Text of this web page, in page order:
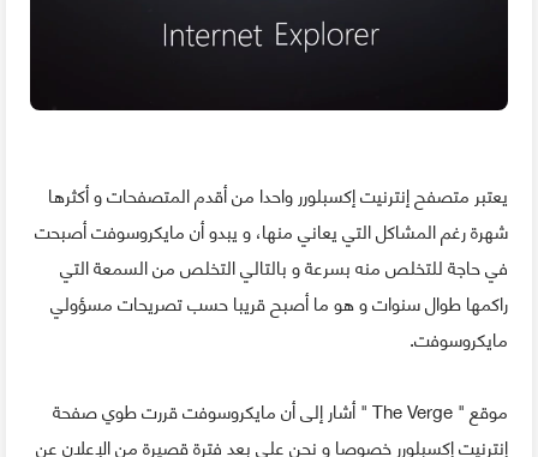
يعتبر متصفح إنترنيت إكسبلورر واحدا من أقدم المتصفحات و أكثرها
شهرة رغم المشاكل التي يعاني منها، و يبدو أن مايكروسوفت أصبحت
في حاجة للتخلص منه بسرعة و بالتالي التخلص من السمعة التي
راكمها طوال سنوات و هو ما أصبح قريبا حسب تصريحات مسؤولي
مايكروسوفت.
موقع " The Verge " أشار إلى أن مايكروسوفت قررت طوي صفحة
إنترنيت إكسبلورر خصوصا و نحن على بعد فترة قصيرة من الإعلان عن